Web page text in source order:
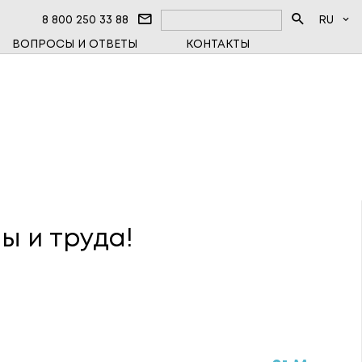
8 800 250 33 88 RU
ВОПРОСЫ И ОТВЕТЫ КОНТАКТЫ
и труда!